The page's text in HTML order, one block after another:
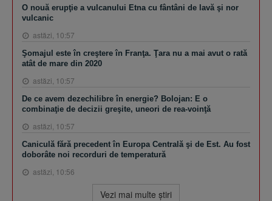
O nouă erupţie a vulcanului Etna cu fântâni de lavă şi nor
vulcanic
astăzi, 10:57
Şomajul este în creştere în Franţa. Ţara nu a mai avut o rată
atât de mare din 2020
astăzi, 10:57
De ce avem dezechilibre în energie? Bolojan: E o
combinaţie de decizii greşite, uneori de rea-voinţă
astăzi, 10:57
Caniculă fără precedent în Europa Centrală şi de Est. Au fost
doborâte noi recorduri de temperatură
astăzi, 10:56
Vezi mai multe ştiri